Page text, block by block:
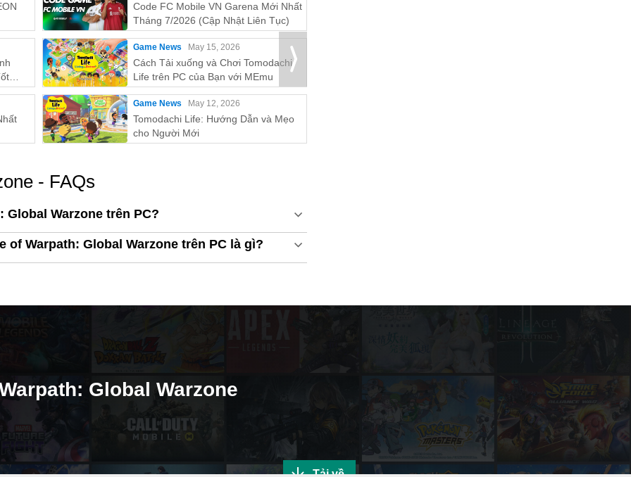
Code FC Mobile VN Garena Mới Nhất
Tháng 7/2026 (Cập Nhật Liên Tục)
Game News May 15, 2026
Cách Tải xuống và Chơi Tomodachi
Life trên PC của Bạn với MEmu
Game News May 12, 2026
Tomodachi Life: Hướng Dẫn và Mẹo
cho Người Mới
- FAQs
Global Warzone trên PC?
of Warpath: Global Warzone trên PC là gì?
Global Warzone
Tải về